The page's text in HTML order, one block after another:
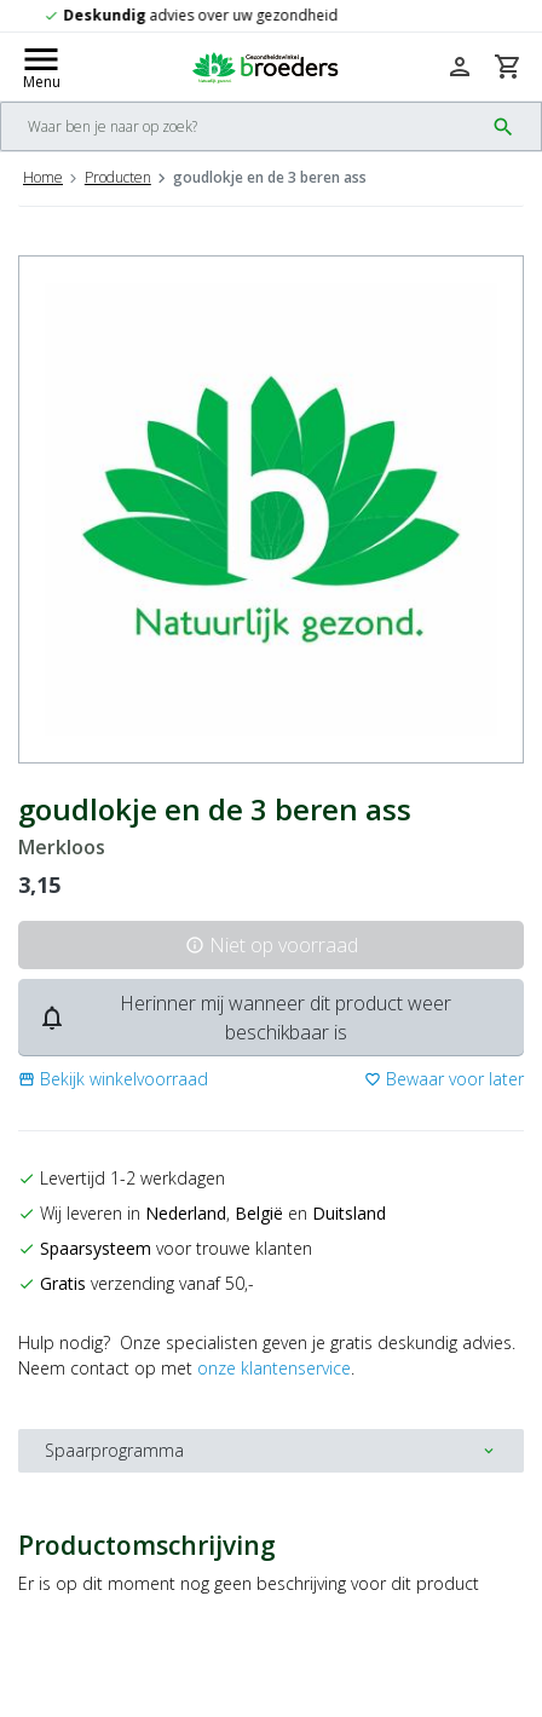
check Gratisverzending vanaf 50,-
menu
Menu
search
person shopping_cart
Home Producten goudlokje en de 3 beren ass
goudlokje en de 3 beren ass
Merkloos
3,15
info Niet op voorraad
notifications_none
Herinner mij wanneer dit product weer
beschikbaar is
storefront Bekijk winkelvoorraad favorite_border Bewaar voor later
check Levertijd 1-2 werkdagen
check Wij leveren in Nederland, België en Duitsland
check Spaarsysteem voor trouwe klanten
check Gratis verzending vanaf 50,-
Hulp nodig? Onze specialisten geven je gratis deskundig advies.
Neem contact op met onze klantenservice.
Spaarprogramma expand_more
Productomschrijving
Er is op dit moment nog geen beschrijving voor dit product